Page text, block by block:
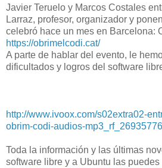
Javier Teruelo y Marcos Costales
Larraz, profesor, organizador y
celebró hace un mes en Barcelona:
https://obrimelcodi.cat/
A parte de hablar del evento, le
dificultados y logros del software
http://www.ivoox.com/s02extra02-
obrim-codi-audios-
Toda la información y las últimas
software libre y a Ubuntu las puedes